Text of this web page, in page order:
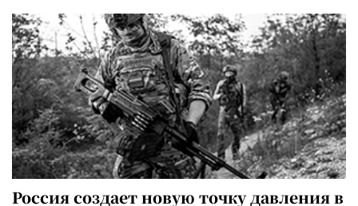
Россия создает новую точку давления в